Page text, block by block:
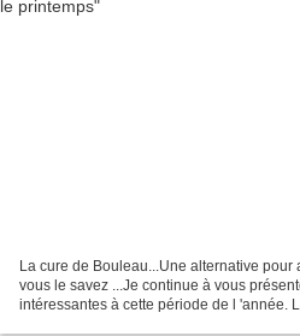
La cure de Bouleau...Une alternative
vous le savez ...Je continue à vous
intéressantes à cette période de l 'année.